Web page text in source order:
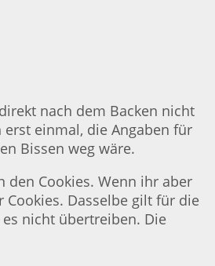
nach dem Backen nicht
einmal, die Angaben für
Bissen weg wäre.
Cookies. Wenn ihr aber
Dasselbe gilt für die
nicht übertreiben. Die